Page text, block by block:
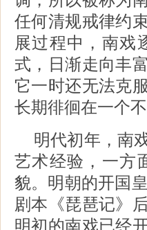
任何清规戒律约
展过程中，南戏
式，日渐走向丰
它一时还无法克
长期徘徊在一个
明代初年，南
艺术经验，一方
貌。明朝的开国
剧本《琵琶记》
明初的南戏已经